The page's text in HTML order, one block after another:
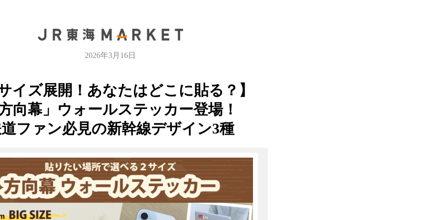
2026年3月16日
イズ展開！あなたはどこに貼る？】
向幕」ウォールステッカー登場！
ファン必見の新幹線デザイン3種